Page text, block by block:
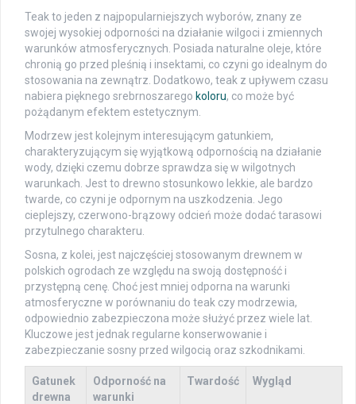
Teak to jeden z najpopularniejszych wyborów, znany ze
swojej wysokiej odporności na działanie wilgoci i zmiennych
warunków atmosferycznych. Posiada naturalne oleje, które
chronią go przed pleśnią i insektami, co czyni go idealnym do
stosowania na zewnątrz. Dodatkowo, teak z upływem czasu
nabiera pięknego srebrnoszarego koloru, co może być
pożądanym efektem estetycznym.
Modrzew jest kolejnym interesującym gatunkiem,
charakteryzującym się wyjątkową odpornością na działanie
wody, dzięki czemu dobrze sprawdza się w wilgotnych
warunkach. Jest to drewno stosunkowo lekkie, ale bardzo
twarde, co czyni je odpornym na uszkodzenia. Jego
cieplejszy, czerwono-brązowy odcień może dodać tarasowi
przytulnego charakteru.
Sosna, z kolei, jest najczęściej stosowanym drewnem w
polskich ogrodach ze względu na swoją dostępność i
przystępną cenę. Choć jest mniej odporna na warunki
atmosferyczne w porównaniu do teak czy modrzewia,
odpowiednio zabezpieczona może służyć przez wiele lat.
Kluczowe jest jednak regularne konserwowanie i
zabezpieczanie sosny przed wilgocią oraz szkodnikami.
Gatunek
drewna
Odporność na
warunki
Twardość Wygląd